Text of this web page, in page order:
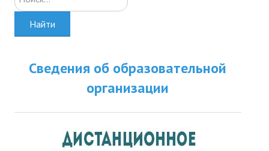
Найти
Сведения об образовательной
организации